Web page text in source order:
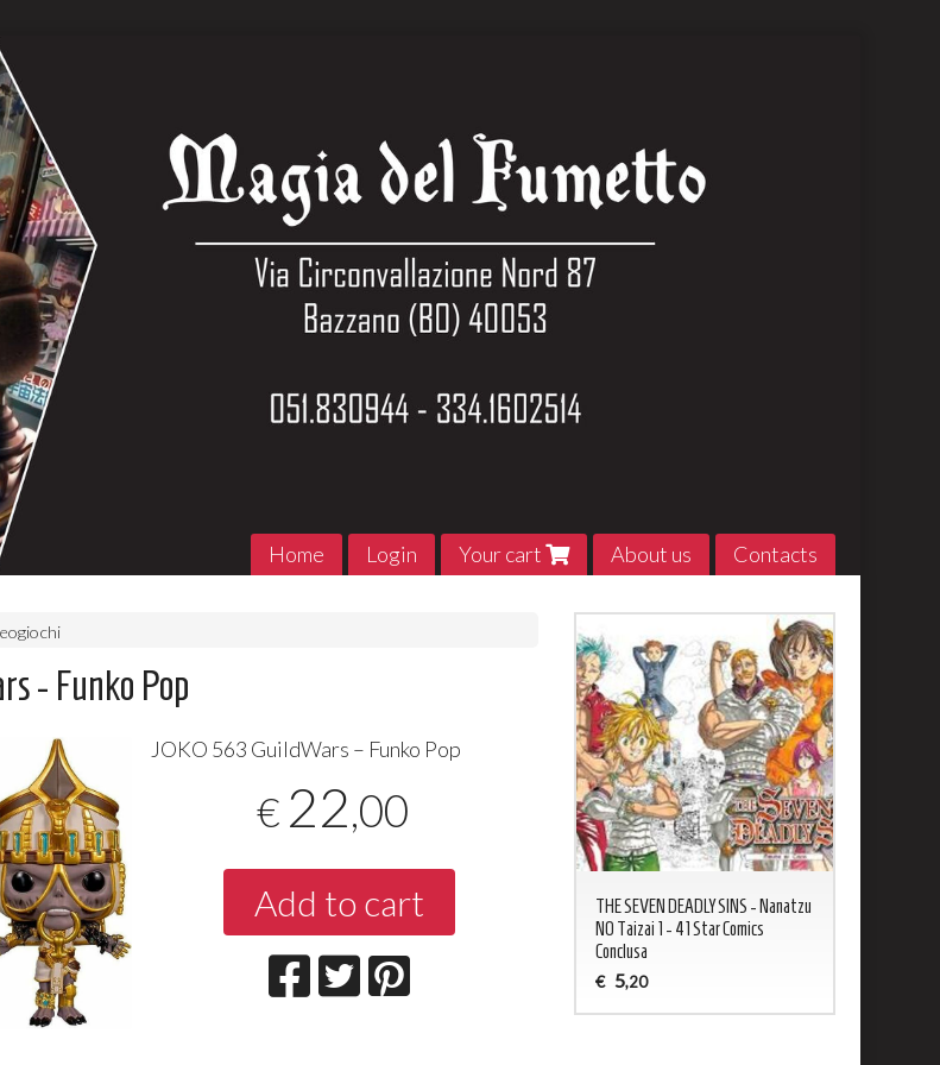
Home Login Your cart About us Contacts
- Funko Pop
JOKO 563 GuildWars – Funko Pop
€ 22,00
Add to cart
MADE in ABYSS 1- 11 Jpop
€ 7,90
THE PROMISED NEVERLAND 1 - 20
€ 5 ,90
THE SEVEN DEADLY SINS - Nanatzu
NO Taizai 1 - 41 Star Comics
Conclusa
€ 5,20